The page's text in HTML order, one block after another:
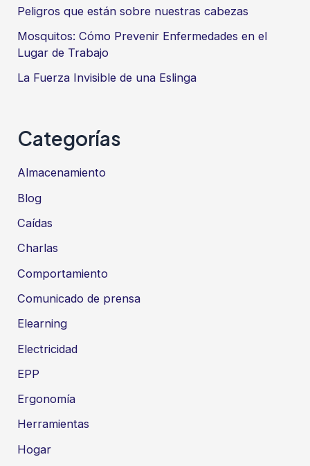
Peligros que están sobre nuestras cabezas
Mosquitos: Cómo Prevenir Enfermedades en el
Lugar de Trabajo
La Fuerza Invisible de una Eslinga
Categorías
Almacenamiento
Blog
Caídas
Charlas
Comportamiento
Comunicado de prensa
Elearning
Electricidad
EPP
Ergonomía
Herramientas
Hogar